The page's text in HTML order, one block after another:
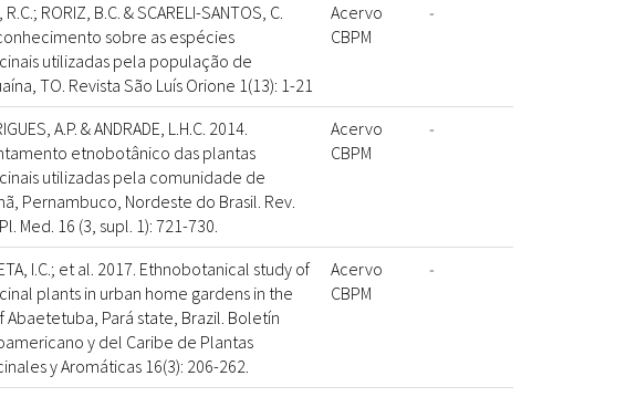
R.C.; RORIZ, B.C. & SCARELI-SANTOS, C.
sobre as espécies
utilizadas pela população de
TO. Revista São Luís Orione 1(13): 1-21
Acervo
CBPM
-
A.P. & ANDRADE, L.H.C. 2014.
etnobotânico das plantas
utilizadas pela comunidade de
Pernambuco, Nordeste do Brasil. Rev.
Med. 16 (3, supl. 1): 721-730.
Acervo
CBPM
-
I.C.; et al. 2017. Ethnobotanical study of
plants in urban home gardens in the
Abaetetuba, Pará state, Brazil. Boletín
y del Caribe de Plantas
y Aromáticas 16(3): 206-262.
Acervo
CBPM
-